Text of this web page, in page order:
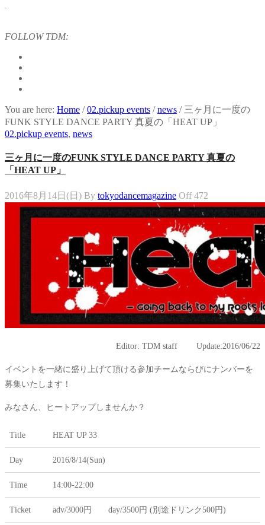
術劇場『未練の幽霊と怪物―「珊瑚」「円山町」―』
」
SHOW FINAL 2DAYS
FOLLOW TDM:
You are here: Home /02.pickup events /news / 三ヶ月に一度の
FUNK STYLE DANCE PARTY 真夏の「HEAT UP」
02.pickup events, news
三ヶ月に一度のFUNK STYLE DANCE PARTY 真夏の
「HEAT UP」
2016年8月14日(日) By tokyodancemagazine Off 472
Editor: TDM staff Update:2016/06/22
イベントを一緒に盛り上げて頂ける参加チームならびにナンバーを
募集いたします！
みなさん、ヒートアップしませんか？
Title HEAT UP 33
Day 2016/8/14(Sun)
Time 14:00-22:00
Ticket adv/3000円 day/3500円 (別途ドリンク500円)